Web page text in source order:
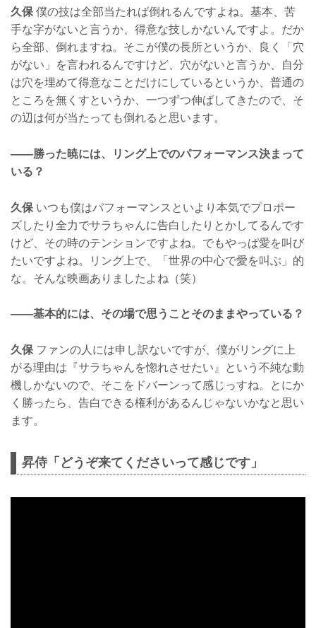
久保僕の技は全部当たれば倒れるんですよね。基本、苦
手な字がないと言うか、得意な技しかないんですよ。だか
ら全部、倒れますね。そこが僕の長所というか、良く「穴
がない」を言われるんですけど、穴がないと言うか、自分
は穴を埋めて得意なことだけにしているというか、普通の
ところを無くすというか、一つずつ伸ばしてきたので、そ
の辺は何が当たっても倒れると思います。
——勝った暁には、リング上でのパフォーマンス決まって
いる？
久保 いつも僕はパフォーマンスといより本気でプロポー
ズしたり全力でサラちゃんに告白したりとかしてるんです
けど、その時のテンションですよね。でもやっぱ愛を叫び
たいですよね。リング上で、「世界の中心で愛を叫ぶ」的
な。そんな映画ありましたよね（笑）
——基本的には、その場で思うことそのままやっている？
久保 ファンの人には申し訳ないですが、僕がリングに上
がる理由は『サラちゃんを惚れさせたい』という不純な動
機しかないので、そこをドバーンって感じっすね。とにか
く勝ったら、告白できる権利があるんじゃないかなと思い
ます。
昇侍「どうぞ来てくださいって感じです」